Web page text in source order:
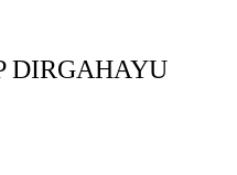
DIRGAHAYU